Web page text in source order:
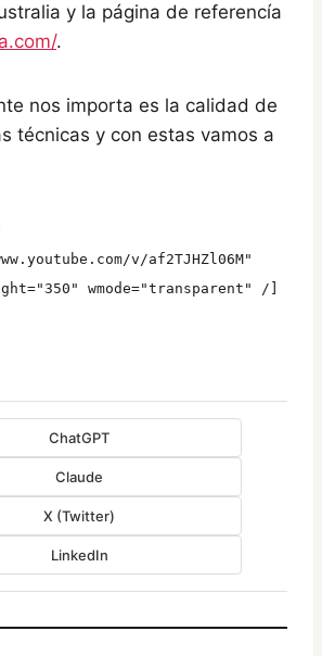
y la página de referencía
.
nos importa es la calidad de
técnicas y con estas vamos a
v/af2TJHZl06M"
wmode="transparent" /]
ChatGPT
Claude
X (Twitter)
LinkedIn